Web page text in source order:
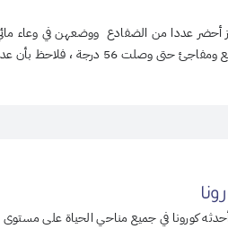
بأن عددا من الضفادع بدأت بالقفز من
كورونا في جميع مناحي الحياة على مستوى